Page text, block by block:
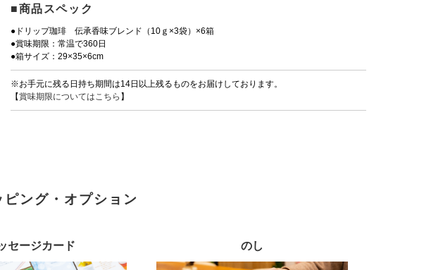
■商品スペック
●ドリップ珈琲 伝承香味ブレンド（10ｇ×3袋）×6箱
●賞味期限：常温で360日
●箱サイズ：29×35×6cm
※お手元に残る日持ち期間は14日以上残るものをお届けしております。
【賞味期限についてはこちら 】
ピング・オプション
セージカード のし